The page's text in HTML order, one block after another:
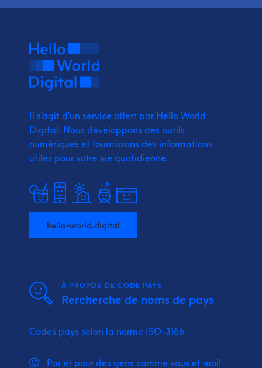
Il s'agit d'un service offert par Hello World
Digital. Nous développons des outils
numériques et fournissons des informations
utiles pour votre vie quotidienne.
hello-world.digital
À PROPOS DE CODE PAYS
Rercherche de noms de pays
Codes pays selon la norme ISO-3166.
Par et pour des gens comme vous et moi!